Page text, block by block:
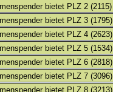
bietet PLZ 2 (2115)
bietet PLZ 3 (1795)
bietet PLZ 4 (2623)
bietet PLZ 5 (1534)
bietet PLZ 6 (2818)
bietet PLZ 7 (3096)
bietet PLZ 8 (3213)